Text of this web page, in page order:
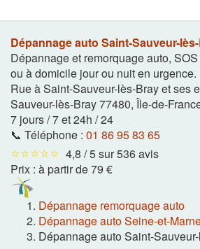
Dépannage auto Saint-Sauveur-
Dépannage et remorquage auto,
ou à domicile jour ou nuit en urgence.
Rue à Saint-Sauveur-lès-Bray et ses
Sauveur-lès-Bray77480, Île-de-
7 jours / 7 et 24h / 24
📞 Téléphone : 01 86 95 83 65
⭐⭐⭐⭐⭐ 4,8 / 5 sur 536 avis
Prix : à partir de 79 €
Dépannage remorquage auto
Dépannage auto Seine-et-
Dépannage auto Saint-